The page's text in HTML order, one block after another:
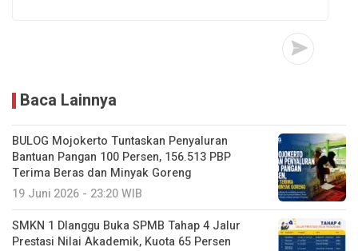
Baca Lainnya
BULOG Mojokerto Tuntaskan Penyaluran
Bantuan Pangan 100 Persen, 156.513 PBP
Terima Beras dan Minyak Goreng
19 Juni 2026 - 23:20 WIB
SMKN 1 Dlanggu Buka SPMB Tahap 4 Jalur
Prestasi Nilai Akademik, Kuota 65 Persen